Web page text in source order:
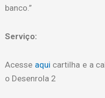
banco.”
Serviço:
Acesse aqui cartilha e a
o Desenrola 2